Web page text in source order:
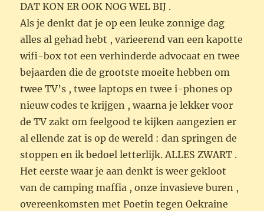
DAT KON ER OOK NOG WEL BIJ .
Als je denkt dat je op een leuke zonnige dag
alles al gehad hebt , varieerend van een kapotte
wifi-box tot een verhinderde advocaat en twee
bejaarden die de grootste moeite hebben om
twee TV’s , twee laptops en twee i-phones op
nieuw codes te krijgen , waarna je lekker voor
de TV zakt om feelgood te kijken aangezien er
al ellende zat is op de wereld : dan springen de
stoppen en ik bedoel letterlijk. ALLES ZWART .
Het eerste waar je aan denkt is weer gekloot
van de camping maffia , onze invasieve buren ,
overeenkomsten met Poetin tegen Oekraine